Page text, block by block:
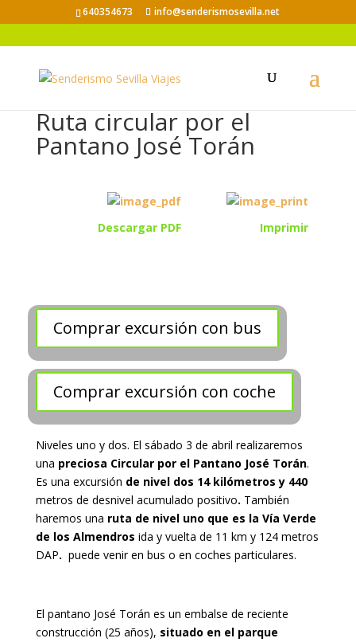
640354673 info@senderismosevilla.net
Ruta circular por el
Pantano José Torán
Descargar PDF Imprimir
Comprar excursión con bus
Comprar excursión con coche
Niveles uno y dos. El sábado 3 de abril realizaremos
una preciosa Circular por el Pantano José Torán.
Es una excursión de nivel dos 14 kilómetros y 440
metros de desnivel acumulado positivo. También
haremos una ruta de nivel uno que es la Vía Verde
de los Almendros ida y vuelta de 11 km y 124 metros
DAP. puede venir en bus o en coches particulares.
El pantano José Torán es un embalse de reciente
construcción (25 años), situado en el parque